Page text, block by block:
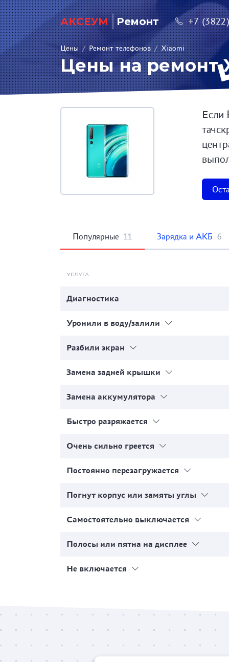
АКСЕУМ Ремонт +7
Цены / Ремонт телефонов / Xiaomi
Цены на ремонт
Если
Популярные 11 Зарядка и АКБ 6
УСЛУГА
Диагностика
Уронили в воду/залили
Разбили экран
Замена задней крышки
Замена аккумулятора
Быстро разряжается
Очень сильно греется
Постоянно перезагружается
Погнут корпус или замяты углы
Самостоятельно выключается
Полосы или пятна на дисплее
Не включается